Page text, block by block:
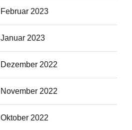
Februar 2023
Januar 2023
Dezember 2022
November 2022
Oktober 2022